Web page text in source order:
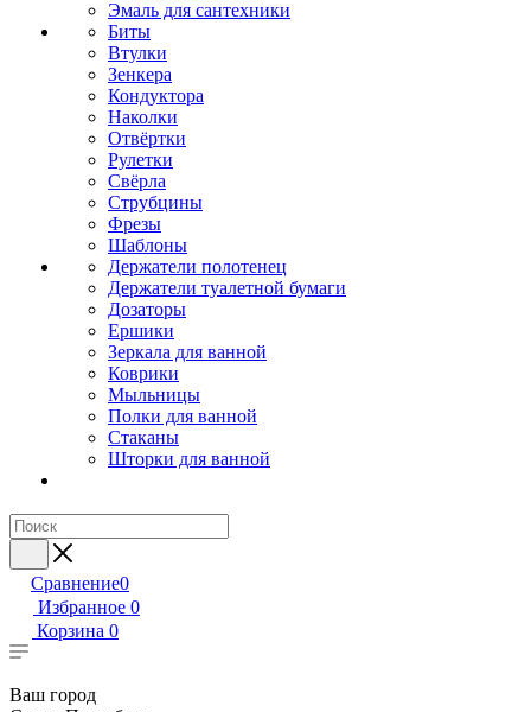
Эмаль для сантехники
Биты
Втулки
Зенкера
Кондуктора
Наколки
Отвёртки
Рулетки
Свёрла
Струбцины
Фрезы
Шаблоны
Держатели полотенец
Держатели туалетной бумаги
Дозаторы
Ершики
Зеркала для ванной
Коврики
Мыльницы
Полки для ванной
Стаканы
Шторки для ванной
Сравнение0
Избранное 0
Корзина 0
Ваш город